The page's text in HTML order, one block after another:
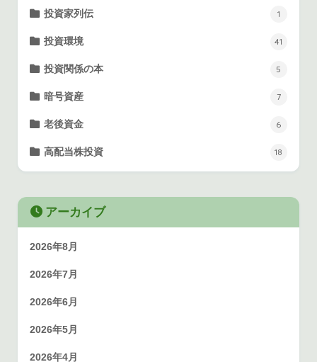
投資家列伝 1
投資環境 41
投資関係の本 5
暗号資産 7
老後資金 6
高配当株投資 18
アーカイブ
2026年8月
2026年7月
2026年6月
2026年5月
2026年4月